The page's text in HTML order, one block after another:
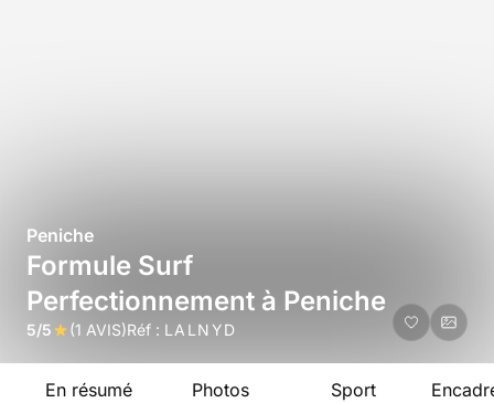
Peniche
Formule Surf
Perfectionnement à Peniche
5/5 (1 AVIS)Réf : LALNYD
En résumé Photos Sport